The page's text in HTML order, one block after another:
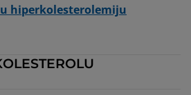
hiperkolesterolemiju